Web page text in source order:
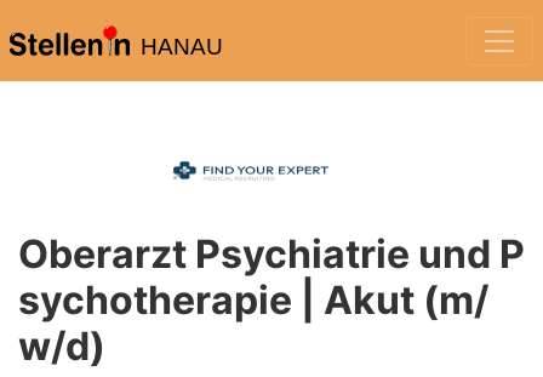
HANAU
Oberarzt Psychiatrie und P
sychotherapie | Akut (m/
w/d)